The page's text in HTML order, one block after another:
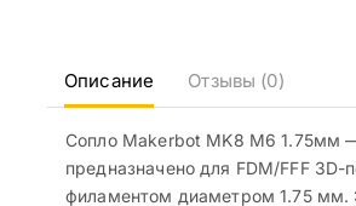
Описание Отзывы (0)
Сопло Makerbot MK8 M6 1.75мм
предназначено для FDM/FFF 3D-
филаментом диаметром 1.75 мм.